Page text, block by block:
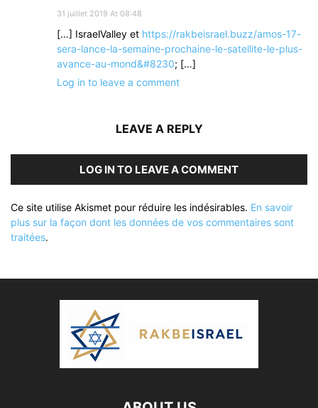
31 juillet 2019 At 08:48
[…] IsraelValley et https://rakbeisrael.buzz/amos-17-
sera-lance-la-semaine-prochaine-le-satellite-le-plus-
avance-au-mond&#8230; […]
Log in to leave a comment
LEAVE A REPLY
LOG IN TO LEAVE A COMMENT
Ce site utilise Akismet pour réduire les indésirables. En savoir
plus sur la façon dont les données de vos commentaires sont
traitées.